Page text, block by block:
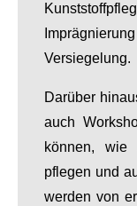
Versiegelung.
Darüber
auch
können, wie
pflegen und
werden von